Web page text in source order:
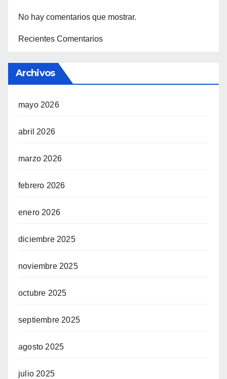
No hay comentarios que mostrar.
Recientes Comentarios
Archivos
mayo 2026
abril 2026
marzo 2026
febrero 2026
enero 2026
diciembre 2025
noviembre 2025
octubre 2025
septiembre 2025
agosto 2025
julio 2025